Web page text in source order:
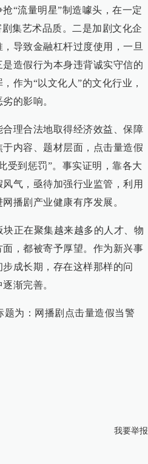
“流量明星”制造噱头，在一定
集艺术品质。二是加剧文化企
导致金融杠杆过度使用，一旦
造假行为本身违背诚实守信的
作为“以文化人”的文化行业，
的影响。
理合法地取得经济效益、保障
内容、题材层面，点击量造假
受到惩罚”。事实证明，靠各大
气，亟待加强行业监管，利用
播剧产业健康有序发展。
正在聚集越来越多的人才、物
，都被寄予厚望。作为新兴事
成长期，存在这样那样的问
渐完善。
题为：网播剧点击量造假当警
我要举报